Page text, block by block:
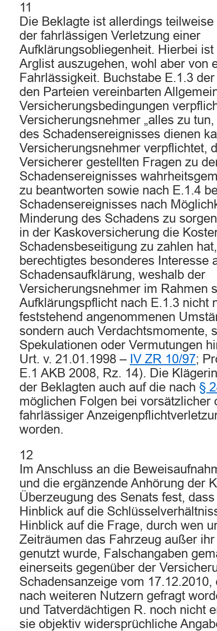
11
Die Beklagte ist allerdings
der fahrlässigen Verletzung einer
Aufklärungsobliegenheit. Hierbei
Arglist auszugehen, wohl aber von
Fahrlässigkeit. Buchstabe E.1.3
den Parteien vereinbarten
Versicherungsbedingungen
Versicherungsnehmer „alles zu
des Schadensereignisses dienen
Versicherungsnehmer verpflichtet,
Versicherer gestellten Fragen zu
Schadensereignisses
zu beantworten sowie nach E.1.4
Schadensereignisses nach
Minderung des Schadens zu
in der Kaskoversicherung die
Schadensbeseitigung zu zahlen
berechtigtes besonderes Interesse
Schadensaufklärung, weshalb der
Versicherungsnehmer im Rahmen
Aufklärungspflicht nach E.1.3 nicht
feststehend angenommenen
sondern auch Verdachtsmomente,
Spekulationen oder Vermutungen
Urt. v. 21.01.1998 – IV ZR 10/97;
E.1 AKB 2008, Rz. 14). Die
der Beklagten auch auf die nach §
möglichen Folgen bei vorsätzlicher
fahrlässiger
worden.
12
Im Anschluss an die
und die ergänzende Anhörung der
Überzeugung des Senats fest,
Hinblick auf die
Hinblick auf die Frage, durch wen
Zeiträumen das Fahrzeug außer
genutzt wurde, Falschangaben
einerseits gegenüber der
Schadensanzeige vom
nach weiteren Nutzern gefragt
und Tatverdächtigen R. noch nicht
sie objektiv widersprüchliche